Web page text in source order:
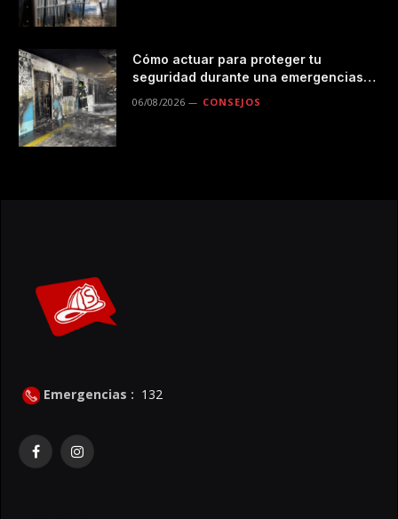
Cómo actuar para proteger tu
seguridad durante una emergencias
06/08/2026 CONSEJOS
Emergencias : 132
FacebookInstagram